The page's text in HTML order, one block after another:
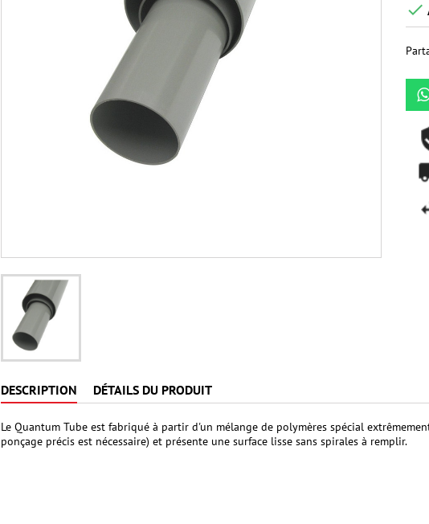

DESCRIPTION DÉTAILS DU PRODUIT
Le Quantum Tube est fabriqué à partir d'un mélange de polymères spécial
ponçage précis est nécessaire) et présente une surface lisse sans spirales à remplir.